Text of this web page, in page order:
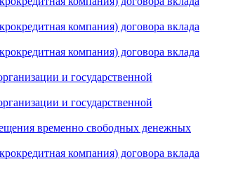
компания) договора вклада
компания) договора вклада
и государственной
и государственной
временно свободных денежных
компания) договора вклада